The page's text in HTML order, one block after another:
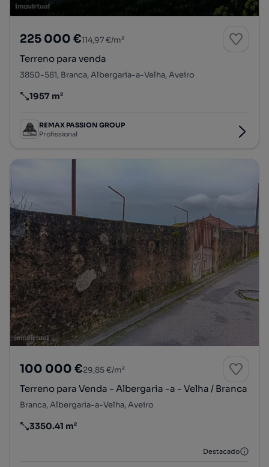
225 000 €114,97 €/m²
Terreno para venda
3850-581, Branca, Albergaria-a-Velha, Aveiro
Preço por metro quadrado
1957 m²
REMAX PASSION GROUP
Profissional
100 000 €29,85 €/m²
Terreno para Venda - Albergaria -a - Velha / Branca
Branca, Albergaria-a-Velha, Aveiro
Preço por metro quadrado
3350.41 m²
Destacado